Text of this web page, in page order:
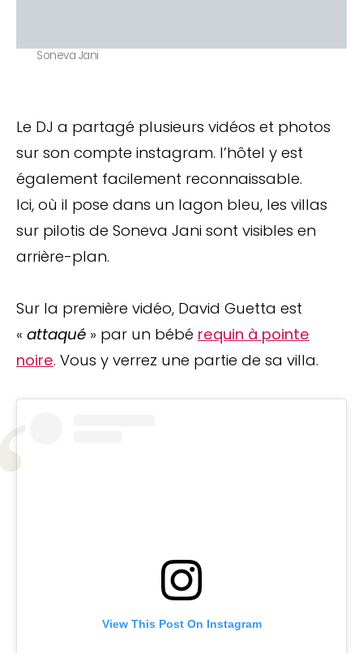
Soneva Jani
Le DJ a partagé plusieurs vidéos et photos
sur son compte instagram. l’hôtel y est
également facilement reconnaissable.
Ici, où il pose dans un lagon bleu, les villas
sur pilotis de Soneva Jani sont visibles en
arrière-plan.
Sur la première vidéo, David Guetta est
« attaqué » par un bébé requin à pointe
noire. Vous y verrez une partie de sa villa.
View This Post On Instagram